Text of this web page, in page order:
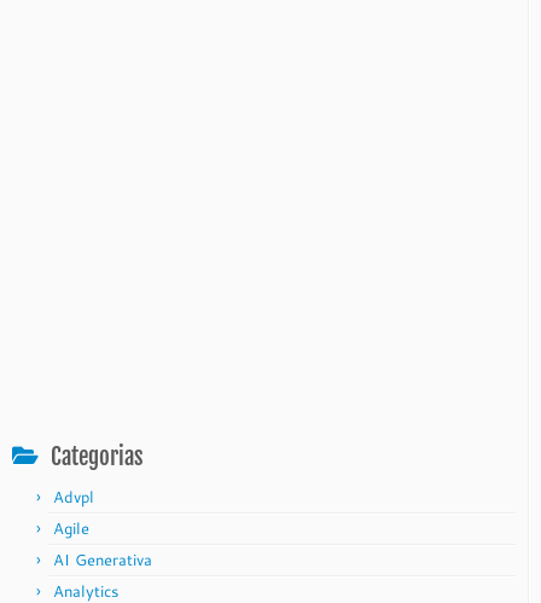
Categorias
Advpl
Agile
AI Generativa
Analytics